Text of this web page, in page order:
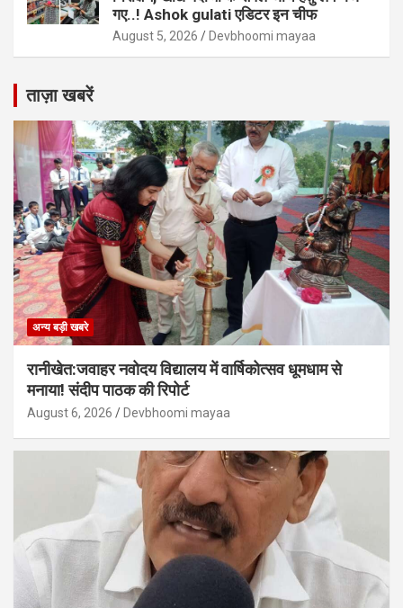
गए..! Ashok gulati एडिटर इन चीफ
August 5, 2026 Devbhoomi mayaa
ताज़ा खबरें
अन्य बड़ी खबरे
रानीखेत:जवाहर नवोदय विद्यालय में वार्षिकोत्सव धूमधाम से
मनाया! संदीप पाठक की रिपोर्ट
August 6, 2026 Devbhoomi mayaa